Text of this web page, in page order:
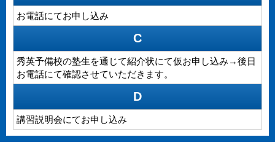
お電話にてお申し込み
C
秀英予備校の塾生を通じて紹介状にて仮お申し込み→後日
お電話にて確認させていただきます。
D
講習説明会にてお申し込み